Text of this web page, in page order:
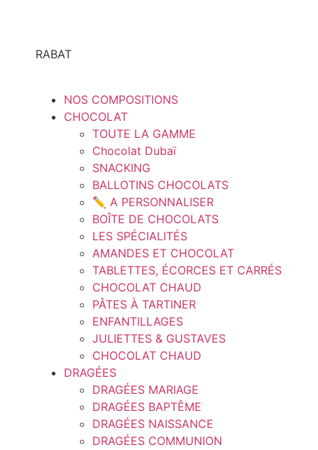
RABAT
NOS COMPOSITIONS
CHOCOLAT
TOUTE LA GAMME
Chocolat Dubaï
SNACKING
BALLOTINS CHOCOLATS
✏️ A PERSONNALISER
BOÎTE DE CHOCOLATS
LES SPÉCIALITÉS
AMANDES ET CHOCOLAT
TABLETTES, ÉCORCES ET CARRÉS
CHOCOLAT CHAUD
PÂTES À TARTINER
ENFANTILLAGES
JULIETTES & GUSTAVES
CHOCOLAT CHAUD
DRAGÉES
DRAGÉES MARIAGE
DRAGÉES BAPTÊME
DRAGÉES NAISSANCE
DRAGÉES COMMUNION